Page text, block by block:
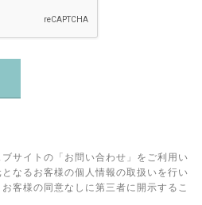
サイトの「お問い合わせ」をご利用い
なるお客様の個人情報の取扱いを行い
客様の同意なしに第三者に開示するこ